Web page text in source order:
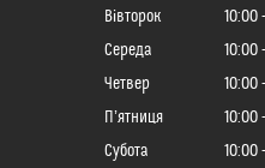
Вівторок
10:00
Середа
10:00
Четвер
10:00
Пʼятниця
10:00
Субота
10:00